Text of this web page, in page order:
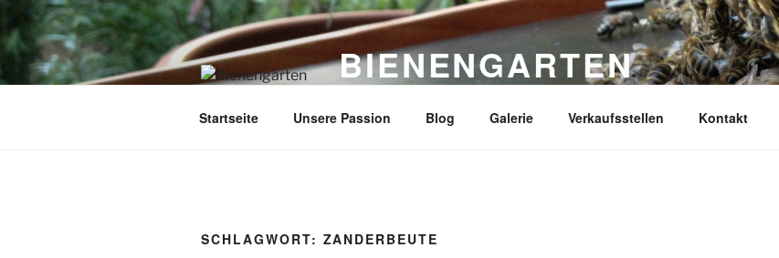
Inhalt
springen
BIENENGARTEN
Startseite Unsere Passion Blog Galerie Verkaufsstellen Kontakt
SCHLAGWORT: ZANDERBEUTE